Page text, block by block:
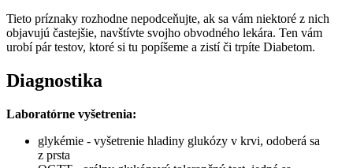
Tieto príznaky rozhodne nepodceňujte, ak sa vám niektoré z nich
objavujú častejšie, navštívte svojho obvodného lekára. Ten vám
urobí pár testov, ktoré si tu popíšeme a zistí či trpíte Diabetom.
Diagnostika
Laboratórne vyšetrenia:
glykémie - vyšetrenie hladiny glukózy v krvi, odoberá sa
z prsta